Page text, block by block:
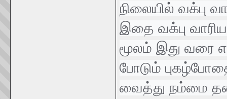
நிலையில் வக்பு
இதை வக்பு
மூலம் இது வரை
போடும்
வைத்து நம்மை